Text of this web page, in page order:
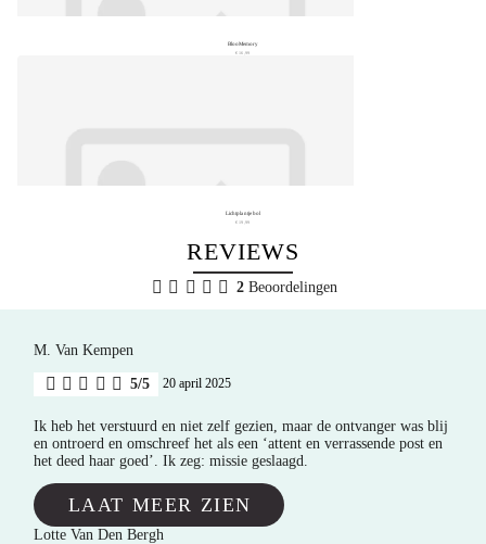
BlooMemory
€ 16,99
Lichtplantje bol
€ 19,99
REVIEWS
2Beoordelingen
M. Van Kempen
5/5 20 april 2025
Ik heb het verstuurd en niet zelf gezien, maar de ontvanger was blij
en ontroerd en omschreef het als een ‘attent en verrassende post en
het deed haar goed’. Ik zeg: missie geslaagd.
LAAT MEER ZIEN
Lotte Van Den Bergh